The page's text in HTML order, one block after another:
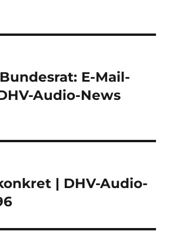
E-Mail-
Audio-News
| DHV-Audio-